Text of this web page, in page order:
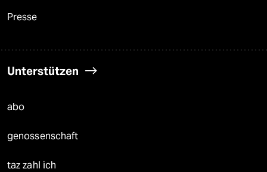
Presse
Unterstützen
abo
genossenschaft
taz zahl ich